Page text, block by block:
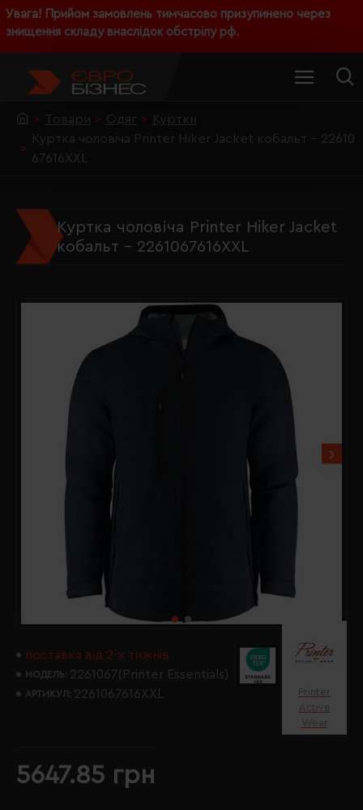
Увага! Прийом замовлень тимчасово призупинено через
знищення складу внаслідок обстрілу рф.
Товари Одяг
Куртки
Куртка чоловіча Printer Hiker Jacket кобальт - 22610
67616XXL
Куртка чоловіча Printer Hiker Jacket
кобальт - 2261067616XXL
поставка від 2-х тижнів
МОДЕЛЬ: 2261067(Printer Essentials)
АРТИКУЛ: 2261067616XXL
Printer
Active
Wear
5647.85 грн